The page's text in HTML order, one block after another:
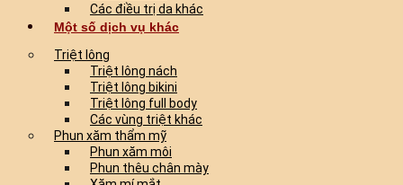
Các điều trị da khác
Một số dịch vụ khác
Triệt lông
Triệt lông nách
Triệt lông bikini
Triệt lông full body
Các vùng triệt khác
Phun xăm thẩm mỹ
Phun xăm môi
Phun thêu chân mày